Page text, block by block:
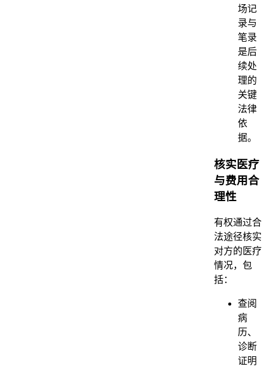
场记
录与
笔录
是后
续处
理的
关键
法律
依
据。
核实医疗
与费用合
理性
有权通过合
法途径核实
对方的医疗
情况，包
括：
查阅
病
历、
诊断
证明